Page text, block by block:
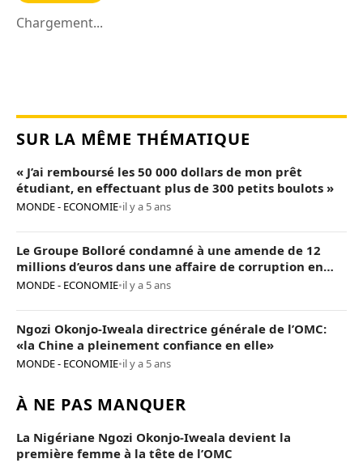
Chargement...
SUR LA MÊME THÉMATIQUE
« J’ai remboursé les 50 000 dollars de mon prêt
étudiant, en effectuant plus de 300 petits boulots »
MONDE - ECONOMIE•il y a 5 ans
Le Groupe Bolloré condamné à une amende de 12
millions d’euros dans une affaire de corruption en
Afrique
MONDE - ECONOMIE•il y a 5 ans
Ngozi Okonjo-Iweala directrice générale de l’OMC:
«la Chine a pleinement confiance en elle»
MONDE - ECONOMIE•il y a 5 ans
À NE PAS MANQUER
La Nigériane Ngozi Okonjo-Iweala devient la
première femme à la tête de l’OMC